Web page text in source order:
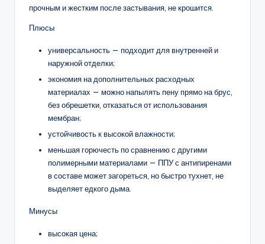
прочным и жестким после застывания, не крошится.
Плюсы
универсальность — подходит для внутренней и
наружной отделки;
экономия на дополнительных расходных
материалах — можно напылять пену прямо на брус,
без обрешетки, отказаться от использования
мембран;
устойчивость к высокой влажности;
меньшая горючесть по сравнению с другими
полимерными материалами — ППУ с антипиренами
в составе может загореться, но быстро тухнет, не
выделяет едкого дыма.
Минусы
высокая цена;